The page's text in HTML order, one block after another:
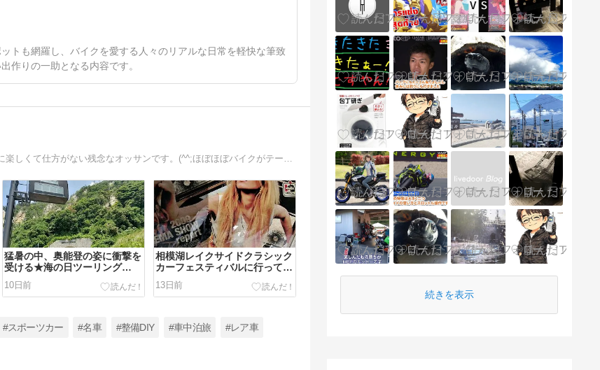
トも網羅し、バイクを愛する人々のリアルな日常を軽快な筆致
作りの一助となる内容です。
猛暑の中、奥能登の姿に衝撃を
受ける★海の日ツーリング
day2
10日前
相模湖レイクサイドクラシック
カーフェスティバルに行ってき
ました。パート4
13日前
#スポーツカー #名車 #整備DIY #車中泊旅 #レア車
続きを表示